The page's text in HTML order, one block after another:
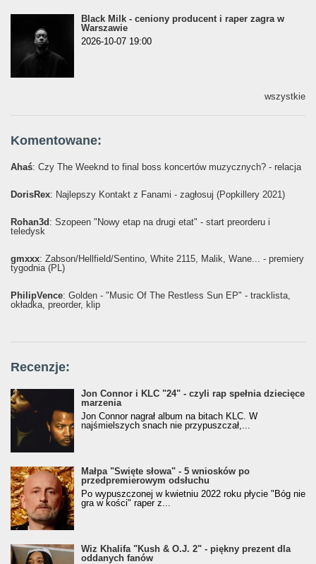
Black Milk - ceniony producent i raper zagra w
Warszawie
2026-10-07 19:00
wszystkie
Komentowane:
Ahaś: Czy The Weeknd to final boss koncertów muzycznych? - relacja
DorisRex: Najlepszy Kontakt z Fanami - zagłosuj (Popkillery 2021)
Rohan3d : Szopeen "Nowy etap na drugi etat" - start preorderu i
teledysk
gmxxx: Żabson/Hellfield/Sentino, White 2115, Malik, Wane... - premiery
tygodnia (PL)
PhilipVence: Golden - "Music Of The Restless Sun EP" - tracklista,
okładka, preorder, klip
Recenzje:
Jon Connor i KLC "24" - czyli rap spełnia dziecięce
marzenia
Jon Connor nagrał album na bitach KLC. W
najśmielszych snach nie przypuszczał,...
Małpa "Święte słowa" - 5 wniosków po
przedpremierowym odsłuchu
Po wypuszczonej w kwietniu 2022 roku płycie "Bóg nie
gra w kości" raper z...
Wiz Khalifa "Kush & O.J. 2" - piękny prezent dla
oddanych fanów